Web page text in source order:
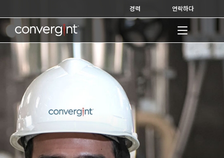
to
content
경력 연락하다
Home